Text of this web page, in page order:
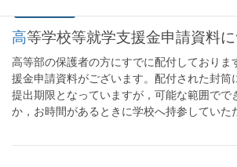
高等学校等就学支援金申請資料
高等部の保護者の方にすでに配付しておりま
援金申請資料がございます。配付された封筒
提出期限となっていますが，可能な範囲でで
か，お時間があるときに学校へ持参してい